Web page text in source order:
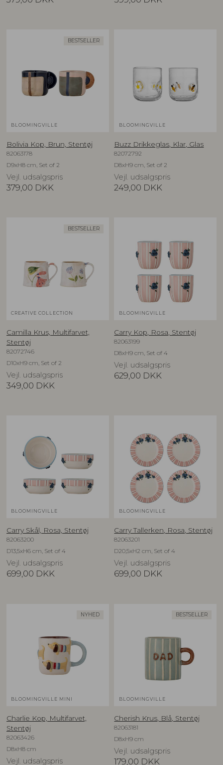
BESTSELLER
BLOOMINGVILLE
Bolivia Kop, Brun, Stentøj
82063178
D9xH8 cm, Set of 2
Vejl. udsalgspris
379,00 DKK
BLOOMINGVILLE
Buzz Drikkeglas, Klar, Glas
82072792
D8xH9 cm, Set of 2
Vejl. udsalgspris
249,00 DKK
BESTSELLER
CREATIVE COLLECTION
Camilla Krus, Multifarvet,
Stentøj
82072746
D10xH9 cm, Set of 2
Vejl. udsalgspris
349,00 DKK
BLOOMINGVILLE
Carry Kop, Rosa, Stentøj
82063199
D8xH9 cm, Set of 4
Vejl. udsalgspris
629,00 DKK
BLOOMINGVILLE
Carry Skål, Rosa, Stentøj
82063200
D13,5xH6 cm, Set of 4
Vejl. udsalgspris
699,00 DKK
BLOOMINGVILLE
Carry Tallerken, Rosa, Stentøj
82063201
D20,5xH2 cm, Set of 4
Vejl. udsalgspris
699,00 DKK
NYHED
BLOOMINGVILLE MINI
Charlie Kop, Multifarvet,
Stentøj
82063426
D8xH8 cm
Vejl. udsalgspris
BESTSELLER
BLOOMINGVILLE
Cherish Krus, Blå, Stentøj
82063181
D8xH9 cm
Vejl. udsalgspris
179,00 DKK